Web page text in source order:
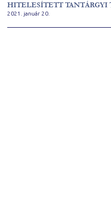
HITELESÍTETT TANTÁRGYI
2021. január 20.